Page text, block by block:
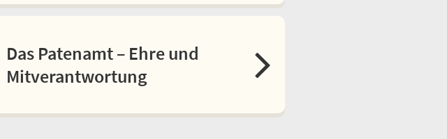
Das Patenamt – Ehre und
Mitverantwortung